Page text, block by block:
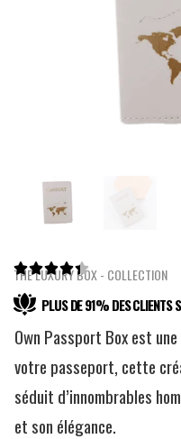

THE LUXURY BOX - COLLECTION
PLUS DE 91% DES CLIENTS
Own Passport Box est
votre passeport, cette
séduit d’innombrables
et son élégance.